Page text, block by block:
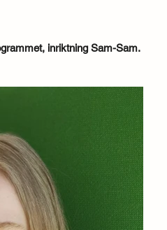
inriktning Sam-Sam.